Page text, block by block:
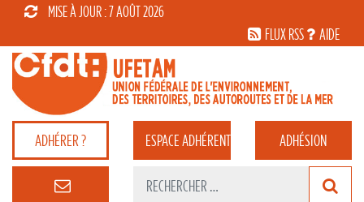
MISE À JOUR : 7 AOÛT 2026
FLUX RSS
AIDE
ADHÉRER ? ESPACEADHÉRENT ADHÉSION